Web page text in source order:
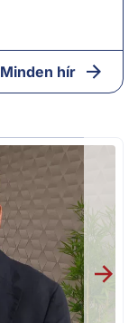
Minden hír